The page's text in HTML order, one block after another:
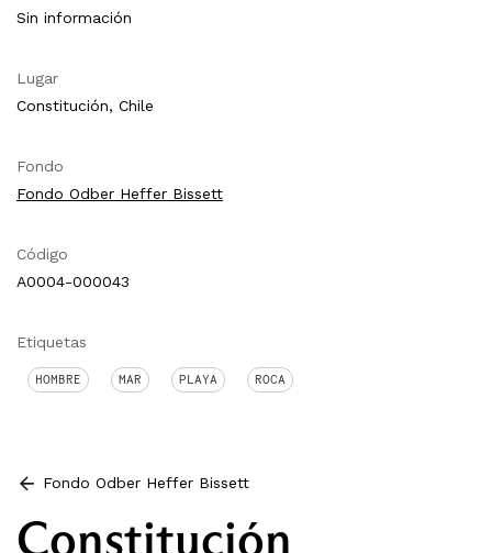
Sin información
Lugar
Constitución, Chile
Fondo
Fondo Odber Heffer Bissett
Código
A0004-000043
Etiquetas
HOMBRE MAR PLAYA ROCA
Fondo Odber Heffer Bissett
Constitución